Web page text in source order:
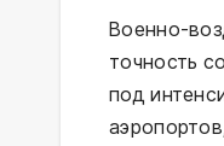
Военно-
точность
под